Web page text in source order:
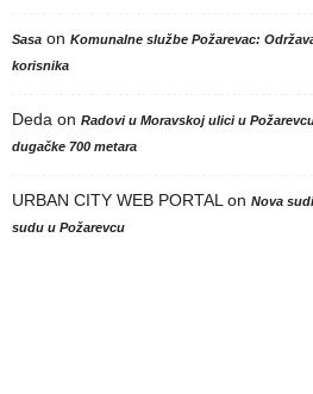
Sasa on Komunalne službe Požarevac:
korisnika
Deda on Radovi u Moravskoj ulici u
dugačke 700 metara
URBAN CITY WEB PORTALon Nova
sudu u Požarevcu